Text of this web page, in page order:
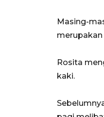
Masing-
Rosita
kaki.